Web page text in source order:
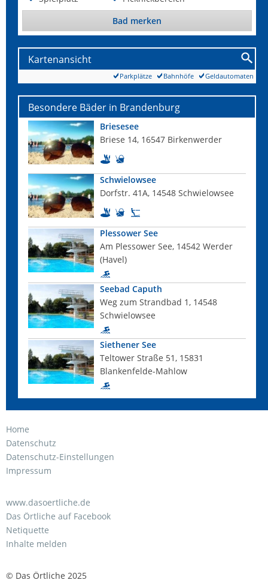
Bad merken
Kartenansicht
Geldautomaten
Bahnhöfe
Parkplätze
Besondere Bäder in Brandenburg
Briesesee
Briese 14, 16547 Birkenwerder
Schwielowsee
Dorfstr. 41A, 14548 Schwielowsee
Plessower See
Am Plessower See, 14542 Werder
(Havel)
Seebad Caputh
Weg zum Strandbad 1, 14548
Schwielowsee
Siethener See
Teltower Straße 51, 15831
Blankenfelde-Mahlow
Home
Datenschutz
Datenschutz-Einstellungen
Impressum
www.dasoertliche.de
Das Örtliche auf Facebook
Netiquette
Inhalte melden
© Das Örtliche 2025